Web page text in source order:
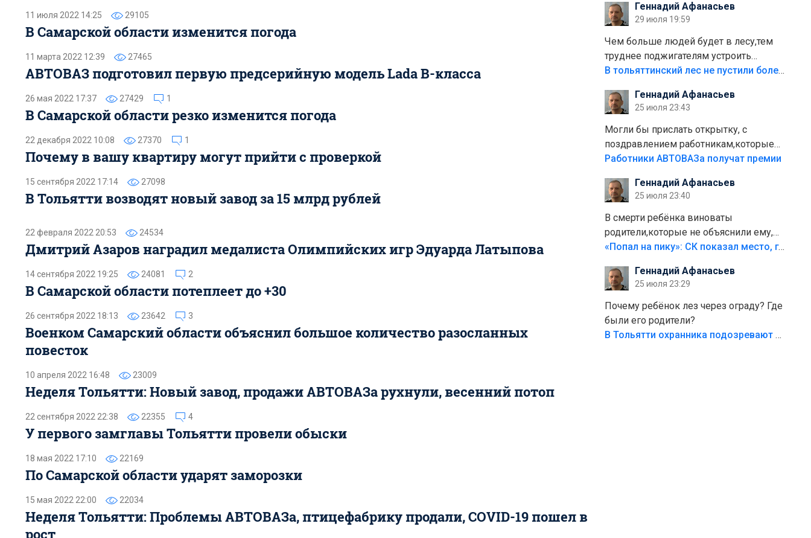
11 июля 2022 14:25 29105
В Самарской области изменится погода
11 марта 2022 12:39 27465
АВТОВАЗ подготовил первую предсерийную модель Lada B-класса
26 мая 2022 17:37 27429 1
В Самарской области резко изменится погода
22 декабря 2022 10:08 27370 1
Почему в вашу квартиру могут прийти с проверкой
15 сентября 2022 17:14 27098
В Тольятти возводят новый завод за 15 млрд рублей
22 февраля 2022 20:53 24534
Дмитрий Азаров наградил медалиста Олимпийских игр Эдуарда Латыпова
14 сентября 2022 19:25 24081 2
В Самарской области потеплеет до +30
26 сентября 2022 18:13 23642 3
Военком Самарский области объяснил большое количество разосланных
повесток
10 апреля 2022 16:48 23009
Неделя Тольятти: Новый завод, продажи АВТОВАЗа рухнули, весенний потоп
22 сентября 2022 22:38 22355 4
У первого замглавы Тольятти провели обыски
18 мая 2022 17:10 22169
По Самарской области ударят заморозки
15 мая 2022 22:00 22034
Неделя Тольятти: Проблемы АВТОВАЗа, птицефабрику продали, COVID-19 пошел в
рост
плитки не хватило,т.к.осенью и зимой
лежала в парке и испортилась.Да
еще,видимо,часть украли.
Геннадий Афанасьев
29 июля 19:59
Чем больше людей будет в лесу,тем
труднее поджигателям устроить
пожар.Тех кто разводит костры,тех
полно стоит,почему водители всё
равно едут в лес? Штрафы мизерные.
В тольяттинский лес не пустили более тысячи автомобилей
Геннадий Афанасьев
25 июля 23:43
Могли бы прислать открытку, с
поздравлением работникам,которые
больше сорока лет отработали на
Работники АВТОВАЗа получат премии
Геннадий Афанасьев
25 июля 23:40
В смерти ребёнка виноваты
родители,которые не объяснили ему,
что такое хорошо и что такое плохо!
безумия,есть же калитка,ворота!
Жалко ребёнка,но он сам выбрал свою
судьбу.
«Попал на пику»: СК показал место, где был смертельно травмирован ребенок в Тольятти
Геннадий Афанасьев
25 июля 23:29
Почему ребёнок лез через ограду? Где
были его родители?
В Тольятти охранника подозревают в причинении смерти ребенку